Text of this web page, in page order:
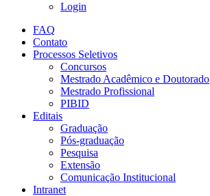
Login
FAQ
Contato
Processos Seletivos
Concursos
Mestrado Acadêmico e Doutorado
Mestrado Profissional
PIBID
Editais
Graduação
Pós-graduação
Pesquisa
Extensão
Comunicação Institucional
Intranet